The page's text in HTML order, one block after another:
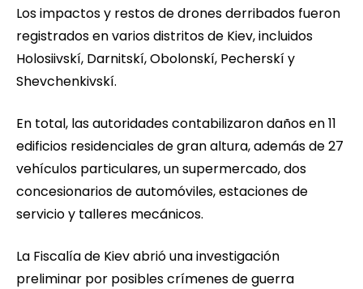
Los impactos y restos de drones derribados fueron
registrados en varios distritos de Kiev, incluidos
Holosiivskí, Darnitskí, Obolonskí, Pecherskí y
Shevchenkivskí.
En total, las autoridades contabilizaron daños en 11
edificios residenciales de gran altura, además de 27
vehículos particulares, un supermercado, dos
concesionarios de automóviles, estaciones de
servicio y talleres mecánicos.
La Fiscalía de Kiev abrió una investigación
preliminar por posibles crímenes de guerra